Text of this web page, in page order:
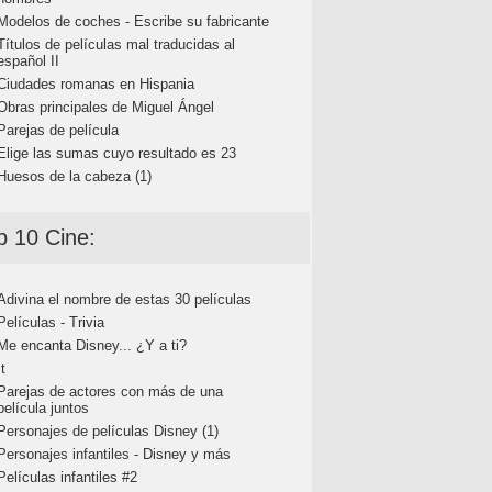
de coches - Escribe su fabricante
de películas mal traducidas al
II
romanas en Hispania
principales de Miguel Ángel
de película
las sumas cuyo resultado es 23
de la cabeza (1)
10 Cine:
el nombre de estas 30 películas
- Trivia
encanta Disney... ¿Y a ti?
de actores con más de una
juntos
de películas Disney (1)
infantiles - Disney y más
infantiles #2